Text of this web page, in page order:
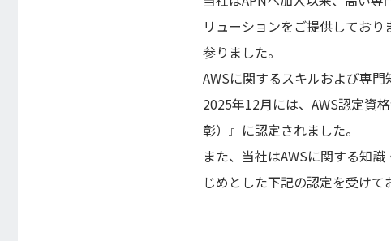
リューションをご提供してお
参りました。
AWSに関するスキルおよび専
2025年12月には、AWS認定資
彰）』に認定されました。
また、当社はAWSに関する知
じめとした下記の認定を受けて